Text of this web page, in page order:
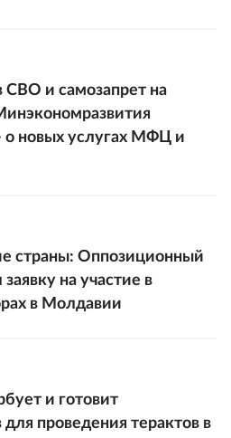
СВО и самозапрет на
о новых услугах МФЦ и
страны: Оппозиционный
на участие в
в Молдавии
и готовит
для проведения терактов в